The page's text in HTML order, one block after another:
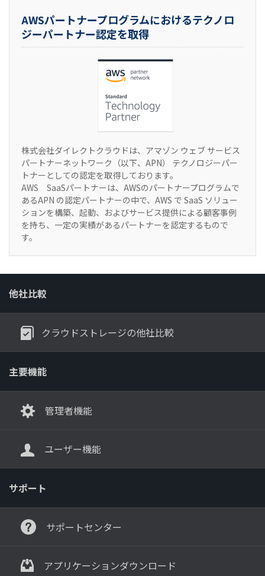
AWSパートナープログラムにおけるテクノロ
ジーパートナー認定を取得
株式会社ダイレクトクラウドは、アマゾン ウェブ サービス
パートナーネットワーク（以下、APN） テクノロジーパー
トナーとしての認定を取得しております。
AWS SaaSパートナーは、AWSのパートナープログラムで
あるAPN の認定パートナーの中で、AWS で SaaS ソリュー
ションを構築、起動、およびサービス提供による顧客事例
を持ち、一定の実績があるパートナーを認定するもので
す。
他社比較
クラウドストレージの他社比較
主要機能
管理者機能
ユーザー機能
サポート
サポートセンター
アプリケーションダウンロード